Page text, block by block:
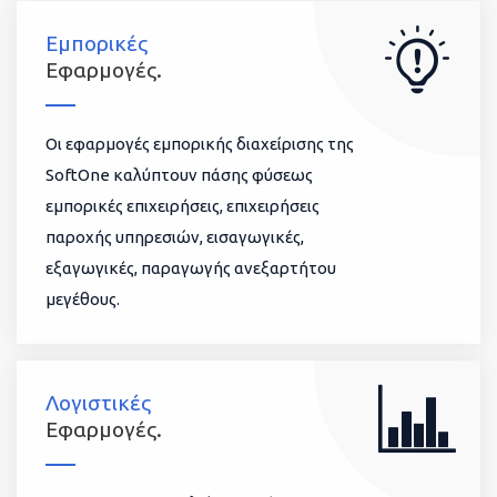
Εμπορικές
Εφαρμογές.
Οι εφαρμογές εμπορικής διαχείρισης της
SoftOne καλύπτουν πάσης φύσεως
εμπορικές επιχειρήσεις, επιχειρήσεις
παροχής υπηρεσιών, εισαγωγικές,
εξαγωγικές, παραγωγής ανεξαρτήτου
μεγέθους.
Λογιστικές
Εφαρμογές.